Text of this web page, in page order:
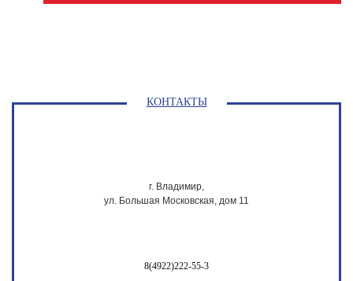
КОНТАКТЫ
г. Владимир,
ул. Большая Московская, дом 11
8(4922)222-55-3